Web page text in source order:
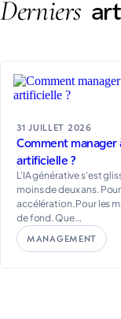
Derniers
31 JUILLET 2026
Comment
artificielle ?
L'IA générative s'est
moins de deux ans.
accélération. Pour les
de fond. Que …
MANAGEMENT